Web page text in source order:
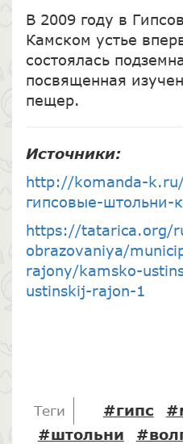
В 2009 году в
Камском устье
состоялась
посвященная
пещер.
Источники:
http://komanda-k.ru/
гипсовые-штольни-
https://tatarica.org/
obrazovaniya/
rajony/kamsko-
ustinskij-rajon-1
Теги #гипс
#штольни